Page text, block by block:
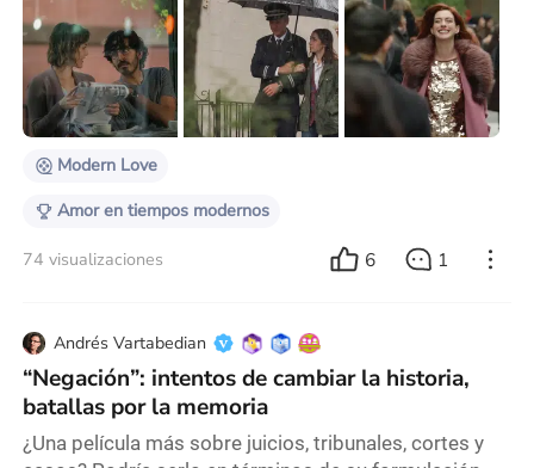
terapia, las segundas oportunidades, las apps de
citas, los silencios incómodos, las crisis existenciales.
Y eso es exactamente lo que propone Modern Love, la
serie antológica de Prime Video basada en la famosa
columna del New York Times del mismo
Modern Love
Amor en tiempos modernos
74 visualizaciones 6 1
Andrés Vartabedian
“Negación”: intentos de cambiar la historia,
batallas por la memoria
¿Una película más sobre juicios, tribunales, cortes y